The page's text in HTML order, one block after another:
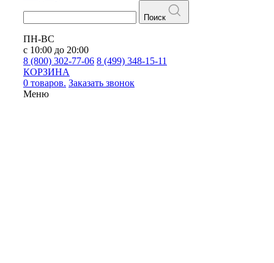
Поиск
ПН-ВС
с 10:00 до 20:00
8 (800) 302-77-06 8 (499) 348-15-11
КОРЗИНА
0 товаров. Заказать звонок
Меню